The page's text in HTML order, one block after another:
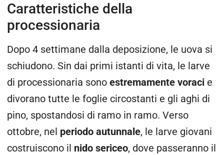
Caratteristiche della
processionaria
Dopo 4 settimane dalla deposizione, le uova si
schiudono. Sin dai primi istanti di vita, le larve
di processionaria sono estremamente voraci e
divorano tutte le foglie circostanti e gli aghi di
pino, spostandosi di ramo in ramo. Verso
ottobre, nel periodo autunnale, le larve giovani
costruiscono il nido sericeo, dove passeranno il